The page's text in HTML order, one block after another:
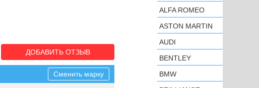
ДОБАВИТЬ ОТЗЫВ
Сменить марку
ALFA ROMEO
ASTON MARTIN
AUDI
BENTLEY
BMW